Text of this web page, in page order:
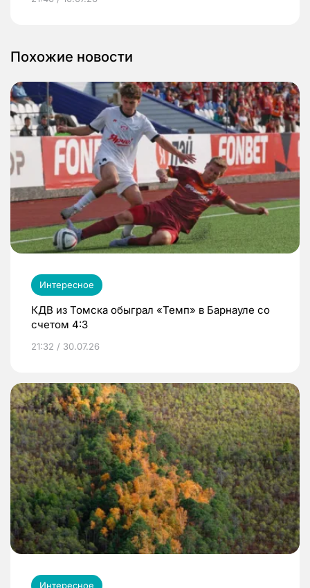
Похожие новости
Интересное
КДВ из Томска обыграл «Темп» в Барнауле со
счетом 4:3
21:32 / 30.07.26
Интересное